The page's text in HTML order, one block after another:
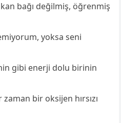
bağı değilmiş, öğrenmiş
yoksa seni
gibi enerji dolu birinin
bir oksijen hırsızı